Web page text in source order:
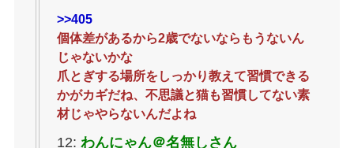
>>405
個体差があるから2歳でないならもうないん
じゃないかな
爪とぎする場所をしっかり教えて習慣できる
かがカギだね、不思議と猫も習慣してない素
材じゃやらないんだよね
12: わんにゃん＠名無しさん